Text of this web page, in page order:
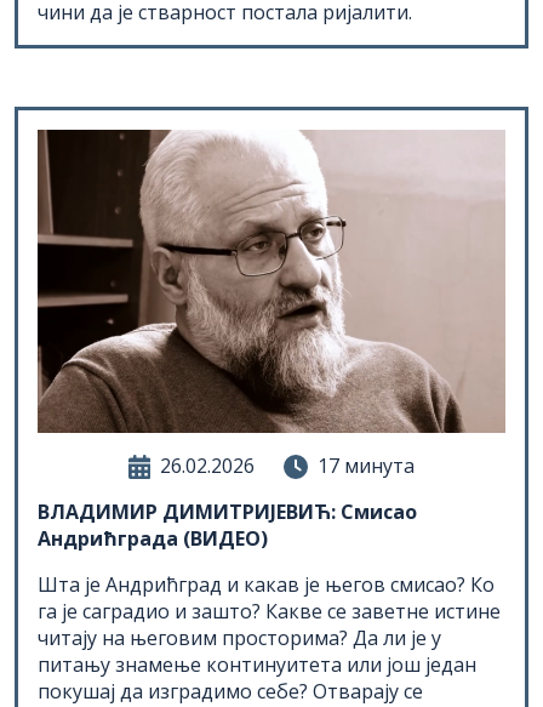
26.02.2026
17 минута
ВЛАДИМИР ДИМИТРИЈЕВИЋ: Смисао
Андрићграда (ВИДЕО)
Шта је Андрићград и какав је његов смисао? Ко
га је саградио и зашто? Какве се заветне истине
читају на његовим просторима? Да ли је у
питању знамење континуитета или још један
покушај да изградимо себе? Отварају се
питања, а одговори чекају.